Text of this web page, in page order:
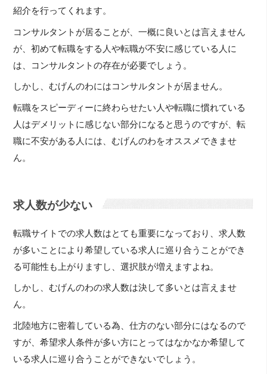
紹介を行ってくれます。
コンサルタントが居ることが、一概に良いとは言えません
が、初めて転職をする人や転職が不安に感じている人に
は、コンサルタントの存在が必要でしょう。
しかし、むげんのわにはコンサルタントが居ません。
転職をスピーディーに終わらせたい人や転職に慣れている
人はデメリットに感じない部分になると思うのですが、転
職に不安がある人には、むげんのわをオススメできませ
ん。
求人数が少ない
転職サイトでの求人数はとても重要になっており、求人数
が多いことにより希望している求人に巡り合うことができ
る可能性も上がりますし、選択肢が増えますよね。
しかし、むげんのわの求人数は決して多いとは言えませ
ん。
北陸地方に密着している為、仕方のない部分にはなるので
すが、希望求人条件が多い方にとってはなかなか希望して
いる求人に巡り合うことができないでしょう。